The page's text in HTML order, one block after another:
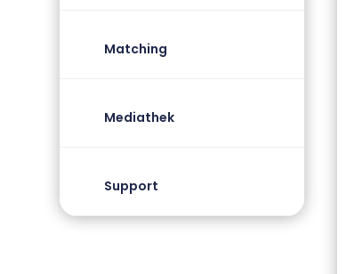
Matching
Mediathek
Support